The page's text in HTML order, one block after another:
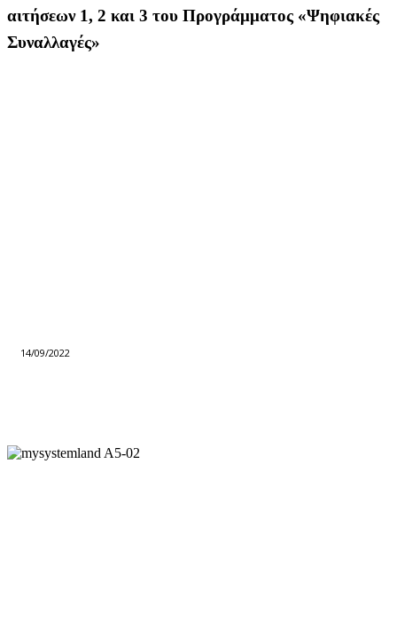
αιτήσεων 1, 2 και 3 του Προγράμματος «Ψηφιακές
Συναλλαγές»
14/09/2022